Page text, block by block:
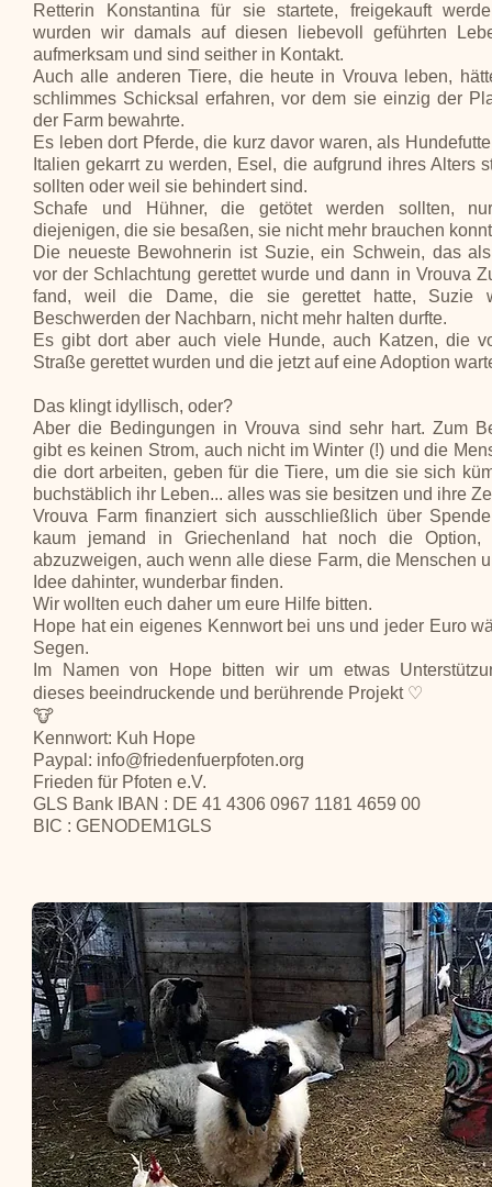
Retterin Konstantina für sie startete, freigekauft
wurden wir damals auf diesen liebevoll geführten
aufmerksam und sind seither in Kontakt.
Auch alle anderen Tiere, die heute in Vrouva leben,
schlimmes Schicksal erfahren, vor dem sie einzig der
der Farm bewahrte.
Es leben dort Pferde, die kurz davor waren, als
Italien gekarrt zu werden, Esel, die aufgrund ihres Alters
sollten oder weil sie behindert sind.
Schafe und Hühner, die getötet werden sollten,
diejenigen, die sie besaßen, sie nicht mehr brauchen
Die neueste Bewohnerin ist Suzie, ein Schwein, das
vor der Schlachtung gerettet wurde und dann in Vrouva
fand, weil die Dame, die sie gerettet hatte, Suzie
Beschwerden der Nachbarn, nicht mehr halten durfte.
Es gibt dort aber auch viele Hunde, auch Katzen, die
Straße gerettet wurden und die jetzt auf eine Adoption
Das klingt idyllisch, oder?
Aber die Bedingungen in Vrouva sind sehr hart. Zum
gibt es keinen Strom, auch nicht im Winter (!) und die
die dort arbeiten, geben für die Tiere, um die sie sich
buchstäblich ihr Leben... alles was sie besitzen und ihre
Vrouva Farm finanziert sich ausschließlich über
kaum jemand in Griechenland hat noch die Option,
abzuzweigen, auch wenn alle diese Farm, die Menschen
Idee dahinter, wunderbar finden.
Wir wollten euch daher um eure Hilfe bitten.
Hope hat ein eigenes Kennwort bei uns und jeder Euro
Segen.
Im Namen von Hope bitten wir um etwas
dieses beeindruckende und berührende Projekt ♡
🐮
Kennwort: Kuh Hope
Paypal: info@friedenfuerpfoten.org
Frieden für Pfoten e.V.
GLS Bank IBAN : DE 41 4306 0967 1181 4659 00
BIC : GENODEM1GLS